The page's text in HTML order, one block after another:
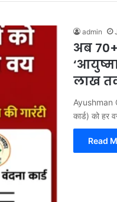
admin
अब
लाख
Ayushman
कार्ड) को हर
Read